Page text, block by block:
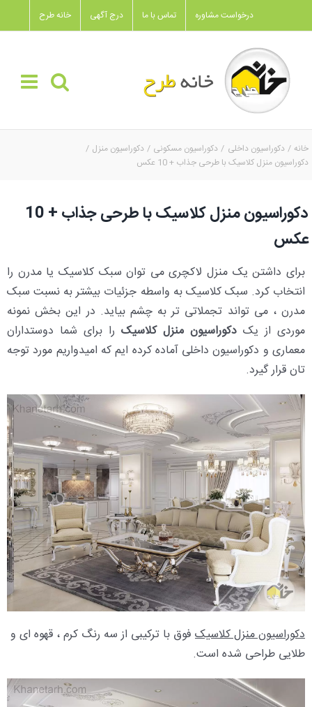
to
content
خانه طرح درج آگهی تماس با ما درخواست مشاوره
خانه دکوراسیون داخلی دکوراسیون مسکونی
دکوراسیون منزل
دکوراسیون منزل کلاسیک با طرحی جذاب + 10 عکس
دکوراسیون منزل کلاسیک با طرحی جذاب + 10
عکس
برای داشتن یک منزل لاکچری می توان سبک کلاسیک یا مدرن را
انتخاب کرد. سبک کلاسیک به واسطه جزئیات بیشتر به نسبت سبک
مدرن ، می تواند تجملاتی تر به چشم بیاید. در این بخش نمونه
موردی از یک دکوراسیون منزل کلاسیک را برای شما دوستداران
معماری و دکوراسیون داخلی آماده کرده ایم که امیدواریم مورد توجه
تان قرار گیرد.
دکوراسیون منزل کلاسیک فوق با ترکیبی از سه رنگ کرم ، قهوه ای و
طلایی طراحی شده است.